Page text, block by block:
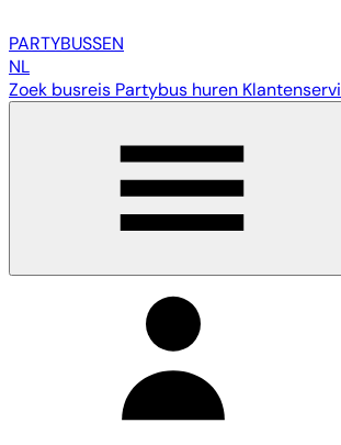
PARTYBUSSEN
NL
Zoek busreis Partybus huren